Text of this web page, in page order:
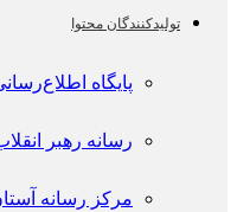
تولیدکنندگان محتوا
پايگاه
رسانه رهبر
مرکز رسانه